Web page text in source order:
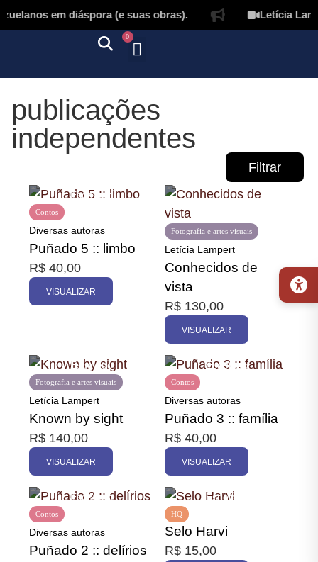
em diáspora (e suas obras). Letícia
0
publicações
independentes
Filtrar
Promoção
Contos
Diversas autoras
Puñado 5 :: limbo
R$ 40,00
VISUALIZAR
Fotografia e artes visuais
Letícia Lampert
Conhecidos de
vista
R$ 130,00
VISUALIZAR
Fotografia e artes visuais
Letícia Lampert
Known by sight
R$ 140,00
VISUALIZAR
Contos
Diversas autoras
Puñado 3 :: família
R$ 40,00
VISUALIZAR
Contos
Diversas autoras
Puñado 2 :: delírios
HQ
Selo Harvi
R$ 15,00